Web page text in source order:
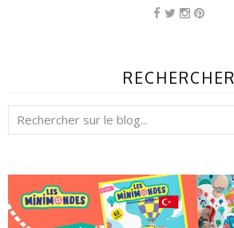
RECHERCHER